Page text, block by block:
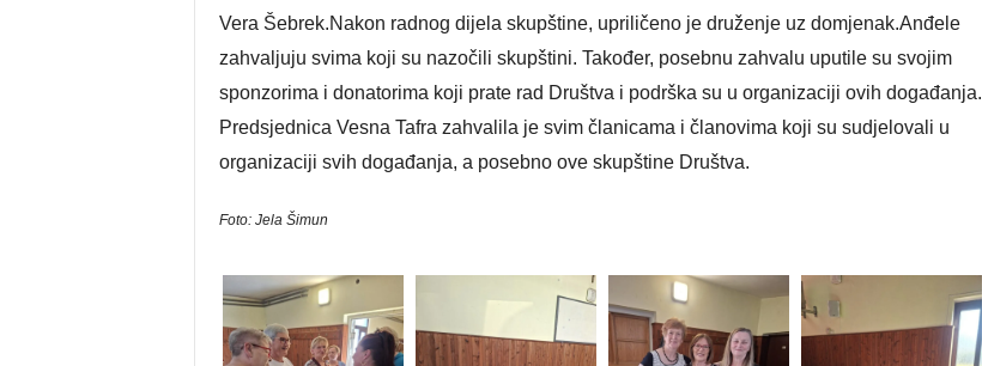
Vera Šebrek.Nakon radnog dijela skupštine, upriličeno je druženje uz domjenak.Anđele
zahvaljuju svima koji su nazočili skupštini. Također, posebnu zahvalu uputile su svojim
sponzorima i donatorima koji prate rad Društva i podrška su u organizaciji ovih događanja.
Predsjednica Vesna Tafra zahvalila je svim članicama i članovima koji su sudjelovali u
organizaciji svih događanja, a posebno ove skupštine Društva.
Foto: Jela Šimun